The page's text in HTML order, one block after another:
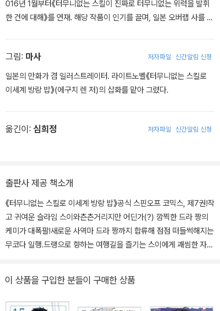
016년 1월부터《터무니없는 스킬이 진짜로 터무니없는 위력을 발휘
한 건에 대해》를 연재. 해당 작품이 인기를 끌며, 일본 오버랩 사를 통
그림: 마사 저자파일 신간알림 신청
일본의 만화가 겸 일러스트레이터. 라이트노벨《터무니없는 스킬로
이세계 방랑 밥》(에구치 렌 저)의 삽화를 맡아 그렸다.
옮긴이: 심희정 저자파일 신간알림 신청
출판사 제공 책소개
《터무니없는 스킬로 이세계 방랑 밥》공식 스핀오프 코믹스, 제7권!작
고 귀여운 슬라임 스이와츤츤거리지만 어딘가(?) 깜찍한 드라 짱의
케미가 대폭팔!새로운 사역마 드라 짱까지 합류해 점점 떠들썩해지는
무코다 일행.드랭으로 향하는 여행길을 즐기는 스이에게 괘씸한 자들
이 상품을 구입한 분들이 구매한 상품